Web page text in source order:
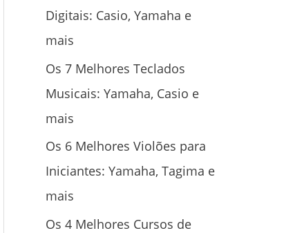
Digitais: Casio, Yamaha e
mais
Os 7 Melhores Teclados
Musicais: Yamaha, Casio e
mais
Os 6 Melhores Violões para
Iniciantes: Yamaha, Tagima e
mais
Os 4 Melhores Cursos de